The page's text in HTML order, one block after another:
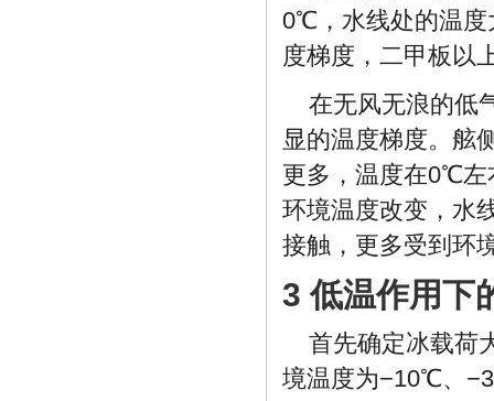
0℃，水线处的温度
度梯度，二甲板以
在无风无浪的低
显的温度梯度。舷
更多，温度在0℃左
环境温度改变，水
接触，更多受到环
3 低温作用下
首先确定冰载荷
境温度为−10℃、